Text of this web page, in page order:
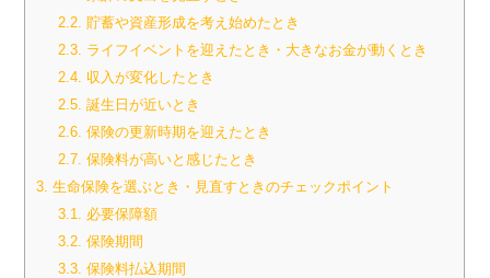
2.2. 貯蓄や資産形成を考え始めたとき
2.3. ライフイベントを迎えたとき・大きなお金が動くとき
2.4. 収入が変化したとき
2.5. 誕生日が近いとき
2.6. 保険の更新時期を迎えたとき
2.7. 保険料が高いと感じたとき
3. 生命保険を選ぶとき・見直すときのチェックポイント
3.1. 必要保障額
3.2. 保険期間
3.3. 保険料払込期間